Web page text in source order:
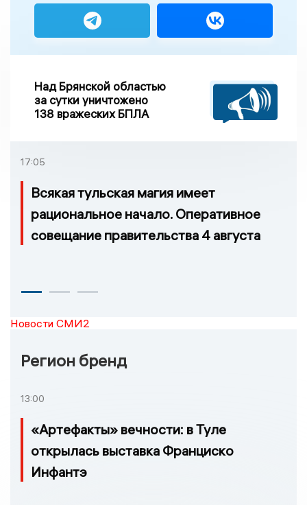
Над Брянской областью
за сутки уничтожено
138 вражеских БПЛА
17:05
Всякая тульская магия имеет
рациональное начало. Оперативное
совещание правительства 4 августа
Новости СМИ2
Регион бренд
13:00
«Артефакты» вечности: в Туле
открылась выставка Франциско
Инфантэ